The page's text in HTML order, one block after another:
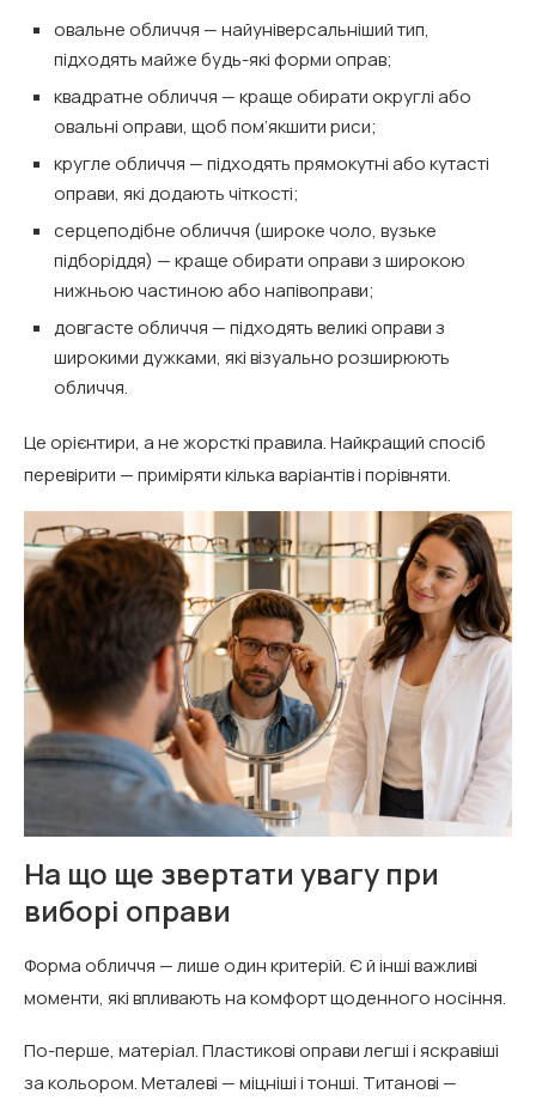
овальне обличчя — найуніверсальніший тип,
підходять майже будь-які форми оправ;
квадратне обличчя — краще обирати округлі або
овальні оправи, щоб пом’якшити риси;
кругле обличчя — підходять прямокутні або кутасті
оправи, які додають чіткості;
серцеподібне обличчя (широке чоло, вузьке
підборіддя) — краще обирати оправи з широкою
нижньою частиною або напівоправи;
довгасте обличчя — підходять великі оправи з
широкими дужками, які візуально розширюють
обличчя.
Це орієнтири, а не жорсткі правила. Найкращий спосіб
перевірити — приміряти кілька варіантів і порівняти.
На що ще звертати увагу при
виборі оправи
Форма обличчя — лише один критерій. Є й інші важливі
моменти, які впливають на комфорт щоденного носіння.
По-перше, матеріал. Пластикові оправи легші і яскравіші
за кольором. Металеві — міцніші і тонші. Титанові —